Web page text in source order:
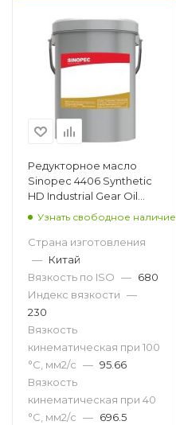
Редукторное масло
Sinopec 4406 Synthetic
HD Industrial Gear Oil
680, 18л
Узнать свободное наличие
Страна изготовления
— Китай
Вязкость по ISO — 680
Индекс вязкости —
230
Вязкость
кинематическая при 100
°С, мм2/с — 95.66
Вязкость
кинематическая при 40
°С, мм2/с — 696.5